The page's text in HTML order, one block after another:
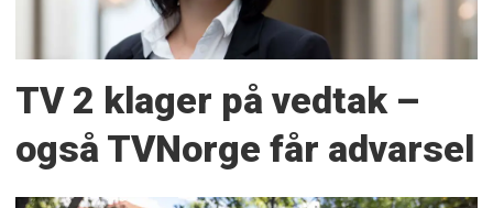
TV 2 klager på vedtak –
også TVNorge får advarsel